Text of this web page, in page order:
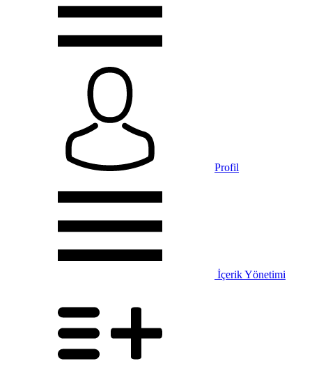
Profil
İçerik Yönetimi